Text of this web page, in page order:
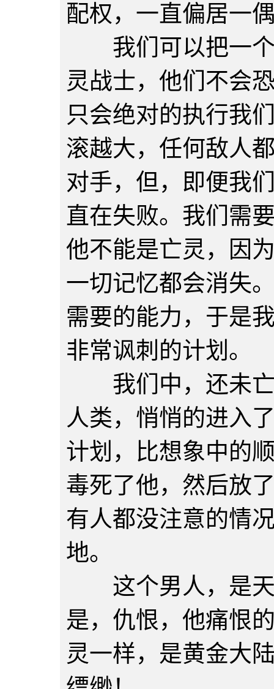
配权，一直偏居一
我们可以把一个
灵战士，他们不会
只会绝对的执行我
滚越大，任何敌人
对手，但，即便我
直在失败。我们需
他不能是亡灵，因
一切记忆都会消失
需要的能力，于是
非常讽刺的计划。
我们中，还未亡
人类，悄悄的进入
计划，比想象中的
毒死了他，然后放
有人都没注意的情
地。
这个男人，是天
是，仇恨，他痛恨
灵一样，是黄金大